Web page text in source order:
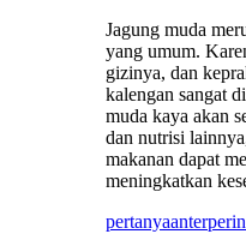
Jagung muda
yang umum.
gizinya, dan
kalengan sangat
muda kaya akan
dan nutrisi
makanan dapat
meningkatkan
pertanyaan